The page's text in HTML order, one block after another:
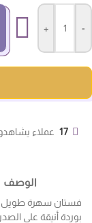
17 عملاء يشاهدون
الوصف
فستان سهرة طويل
بوردة أنيقة على